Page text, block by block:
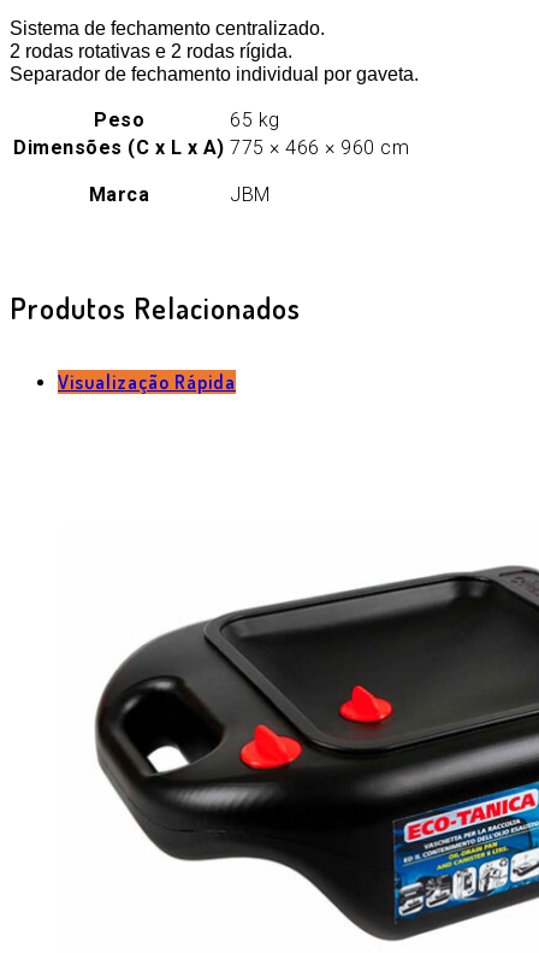
Sistema de fechamento centralizado.
2 rodas rotativas e 2 rodas rígida.
Separador de fechamento individual por gaveta.
Peso
65 kg
Dimensões (C x L x A) 775 × 466 × 960 cm
Marca JBM
Produtos Relacionados
Visualização Rápida